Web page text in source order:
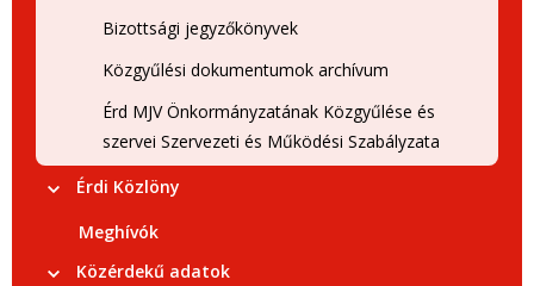
Bizottsági jegyzőkönyvek
Közgyűlési dokumentumok archívum
Érd MJV Önkormányzatának Közgyűlése és
szervei Szervezeti és Működési Szabályzata
Érdi Közlöny
Meghívók
Közérdekű adatok